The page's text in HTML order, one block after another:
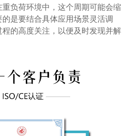
负荷环境中，这个周期可能会缩
是要结合具体应用场景灵活调
的高度关注，以便及时发现并解